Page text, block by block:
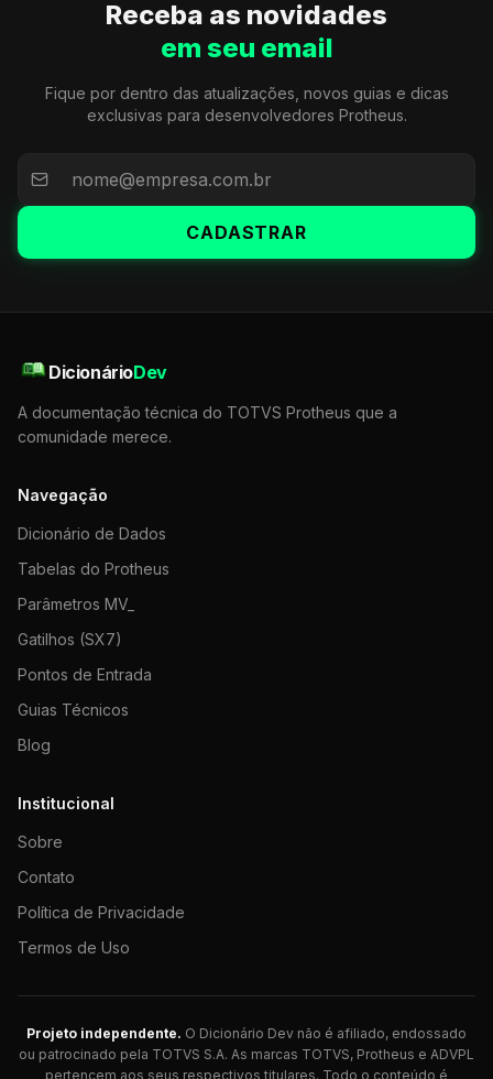
Receba as novidades
em seu email
Fique por dentro das atualizações, novos guias e dicas
exclusivas para desenvolvedores Protheus.
CADASTRAR
DicionárioDev
A documentação técnica do TOTVS Protheus que a
comunidade merece.
Navegação
Dicionário de Dados
Tabelas do Protheus
Parâmetros MV_
Gatilhos (SX7)
Pontos de Entrada
Guias Técnicos
Blog
Institucional
Sobre
Contato
Política de Privacidade
Termos de Uso
Projeto independente. O Dicionário Dev não é afiliado, endossado
ou patrocinado pela TOTVS S.A. As marcas TOTVS, Protheus e ADVPL
pertencem aos seus respectivos titulares. Todo o conteúdo é